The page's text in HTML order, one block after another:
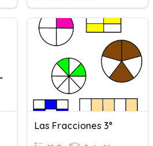
Las Fracciones 3°